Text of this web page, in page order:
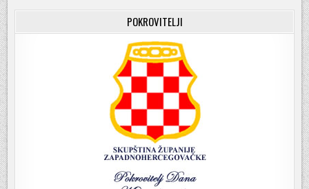
POKROVITELJI